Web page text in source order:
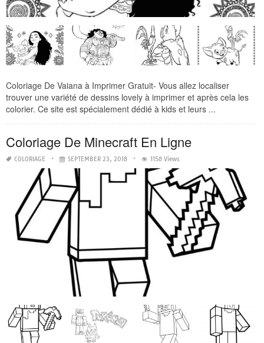
Coloriage De Vaiana à Imprimer Gratuit- Vous allez localiser
trouver une variété de dessins lovely à imprimer et après cela les
colorier. Ce site est spécialement dédié à kids et leurs ...
Coloriage De Minecraft En Ligne
COLORIAGE SEPTEMBER 23, 2018 1158 Views